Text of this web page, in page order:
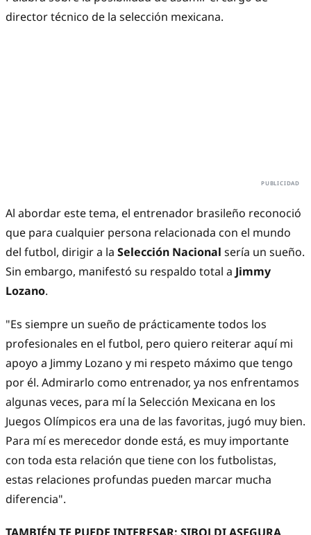
director técnico de la selección mexicana.
Al abordar este tema, el entrenador brasileño reconoció
que para cualquier persona relacionada con el mundo
del futbol, dirigir a la Selección Nacional sería un sueño.
Sin embargo, manifestó su respaldo total a Jimmy
Lozano.
"Es siempre un sueño de prácticamente todos los
profesionales en el futbol, pero quiero reiterar aquí mi
apoyo a Jimmy Lozano y mi respeto máximo que tengo
por él. Admirarlo como entrenador, ya nos enfrentamos
algunas veces, para mí la Selección Mexicana en los
Juegos Olímpicos era una de las favoritas, jugó muy bien.
Para mí es merecedor donde está, es muy importante
con toda esta relación que tiene con los futbolistas,
estas relaciones profundas pueden marcar mucha
diferencia".